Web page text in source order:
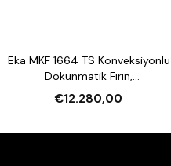
Eka MKF 1664 TS Konveksiyonlu
Dokunmatik Fırın,
Nemlendirmeli 16 Tepsi
Kapasiteli Elektrikli
€12.280,00